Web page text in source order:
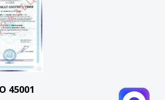
45001